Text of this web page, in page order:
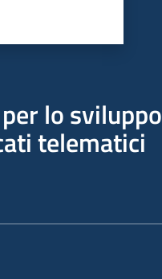
lo sviluppo
telematici